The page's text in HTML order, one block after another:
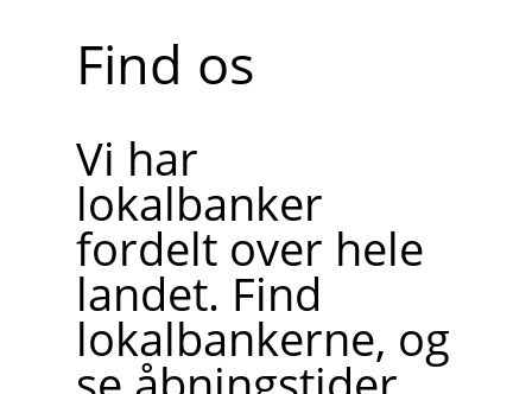
Find os
Vi har
lokalbanker
fordelt over hele
landet. Find
lokalbankerne, og